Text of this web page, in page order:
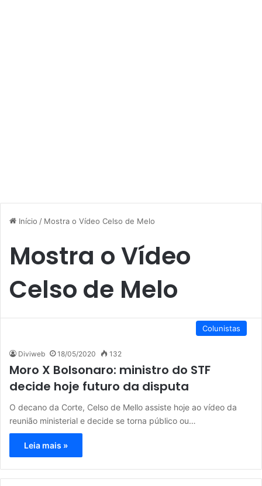
Início / Mostra o Vídeo Celso de Melo
Mostra o Vídeo
Celso de Melo
Colunistas
Diviweb 18/05/2020 132
Moro X Bolsonaro: ministro do STF
decide hoje futuro da disputa
O decano da Corte, Celso de Mello assiste hoje ao vídeo da
reunião ministerial e decide se torna público ou…
Leia mais »